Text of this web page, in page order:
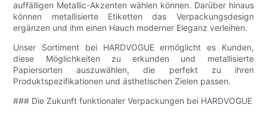
auffälligen Metallic-Akzenten wählen können. Darüber hinaus
können metallisierte Etiketten das Verpackungsdesign
ergänzen und ihm einen Hauch moderner Eleganz verleihen.
Unser Sortiment bei HARDVOGUE ermöglicht es Kunden,
diese Möglichkeiten zu erkunden und metallisierte
Papiersorten auszuwählen, die perfekt zu ihren
Produktspezifikationen und ästhetischen Zielen passen.
### Die Zukunft funktionaler Verpackungen bei HARDVOGUE